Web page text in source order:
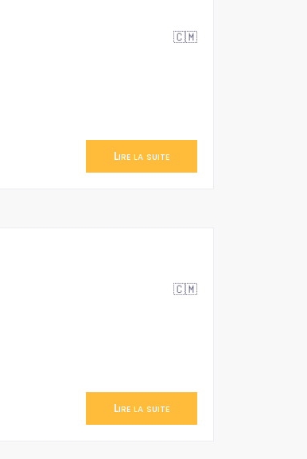
🇨🇲
Lire la suite
🇨🇲
Lire la suite